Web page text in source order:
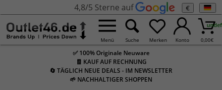
4,8/5 Sterne auf €
Menü Suche Merken Konto 0,00€
✅ 100% Originale Neuware
🧾 KAUF AUF RECHNUNG
🔄 TÄGLICH NEUE DEALS - IM NEWSLETTER
🌱 NACHHALTIGER SHOPPEN